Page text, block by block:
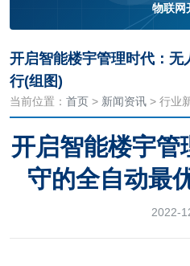
物联网
开启智能楼宇管理时代：无
行(组图)
当前位置： 首页 > 新闻资讯 > 行业
开启智能楼宇管
守的全自动最
2022-